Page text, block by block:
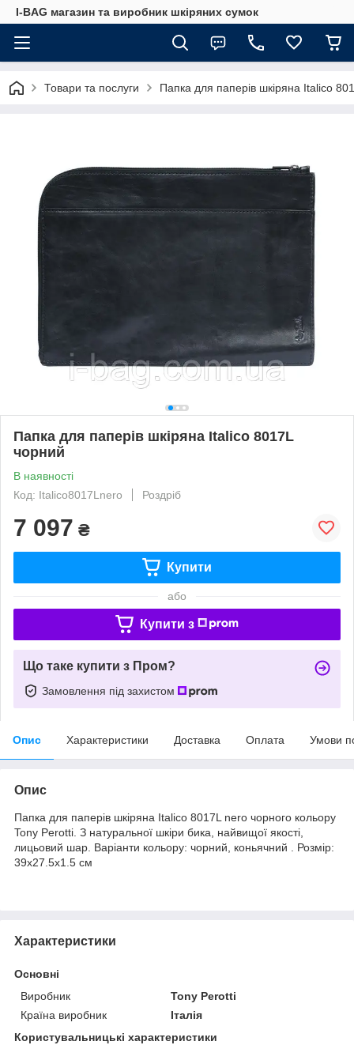
I-BAG магазин та виробник шкіряних сумок
Товари та послуги Папка для паперів шкіряна Italico
Папка для паперів шкіряна Italico 8017L
чорний
В наявності
Код: Italico8017Lnero
Роздріб
7 097 ₴
Купити
або
Купити з
Що таке купити з Пром?
Замовлення під захистом
Опис Характеристики Доставка Оплата Умови
Опис
Папка для паперів шкіряна Italico 8017L nero чорного кольору
Tony Perotti. З натуральної шкіри бика, найвищої якості,
лицьовий шар. Варіанти кольору: чорний, коньячний . Розмір:
39х27.5х1.5 см
Характеристики
Основні
Виробник
Tony Perotti
Країна виробник
Італія
Користувальницькі характеристики